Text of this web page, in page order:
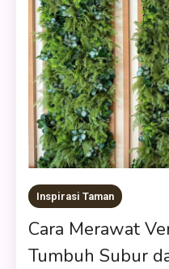
Inspirasi Taman
Cara Merawat
Tumbuh Subur